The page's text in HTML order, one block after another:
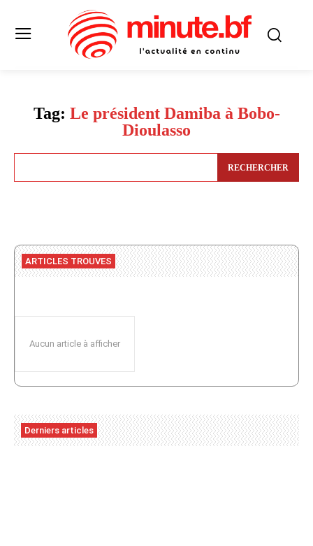
Tag: Le président Damiba à Bobo-
Dioulasso
RECHERCHER
ARTICLES TROUVES
Aucun article à afficher
Derniers articles